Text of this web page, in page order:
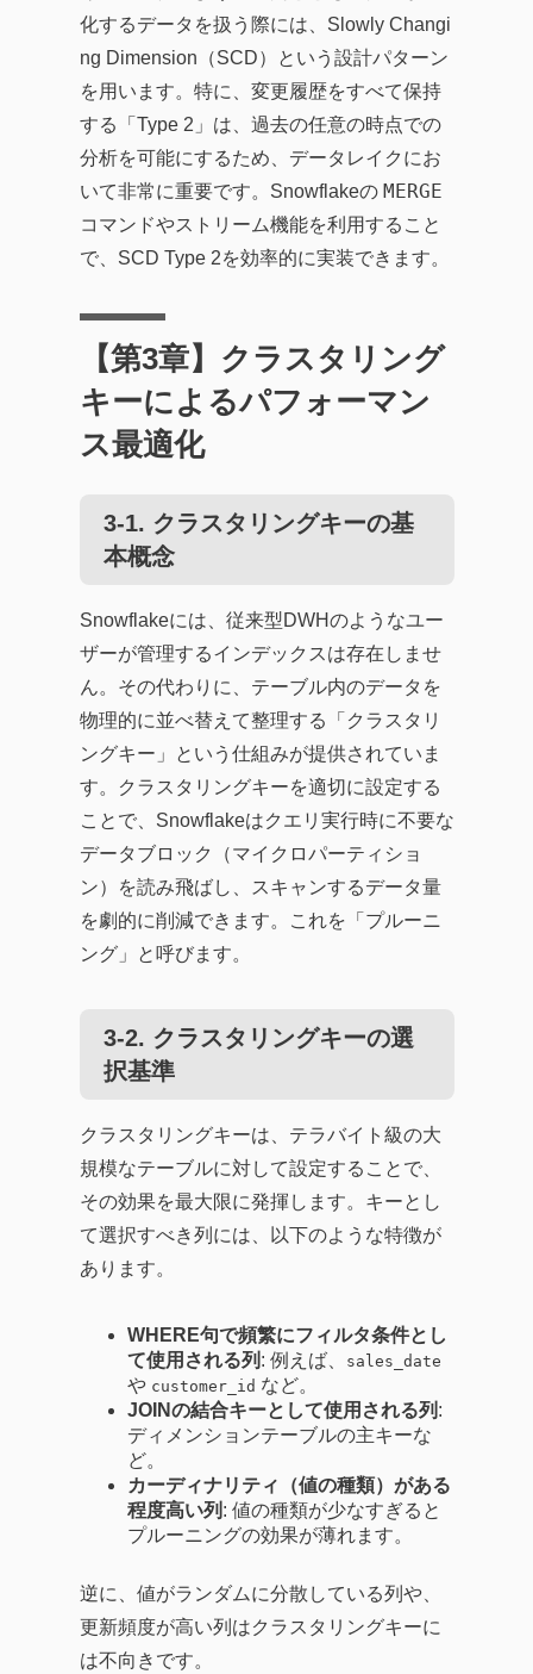
化するデータを扱う際には、Slowly Changi
ng Dimension（SCD）という設計パターン
を用います。特に、変更履歴をすべて保持
する「Type 2」は、過去の任意の時点での
分析を可能にするため、データレイクにお
いて非常に重要です。Snowflakeの MERGE
コマンドやストリーム機能を利用すること
で、SCD Type 2を効率的に実装できます。
【第3章】クラスタリング
キーによるパフォーマン
ス最適化
3-1. クラスタリングキーの基
本概念
Snowflakeには、従来型DWHのようなユー
ザーが管理するインデックスは存在しませ
ん。その代わりに、テーブル内のデータを
物理的に並べ替えて整理する「クラスタリ
ングキー」という仕組みが提供されていま
す。クラスタリングキーを適切に設定する
ことで、Snowflakeはクエリ実行時に不要な
データブロック（マイクロパーティショ
ン）を読み飛ばし、スキャンするデータ量
を劇的に削減できます。これを「プルーニ
ング」と呼びます。
3-2. クラスタリングキーの選
択基準
クラスタリングキーは、テラバイト級の大
規模なテーブルに対して設定することで、
その効果を最大限に発揮します。キーとし
て選択すべき列には、以下のような特徴が
あります。
WHERE句で頻繁にフィルタ条件とし
て使用される列 : 例えば、 sales_date
や customer_id など。
JOINの結合キーとして使用される列 :
ディメンションテーブルの主キーな
ど。
カーディナリティ（値の種類）がある
程度高い列 : 値の種類が少なすぎると
プルーニングの効果が薄れます。
逆に、値がランダムに分散している列や、
更新頻度が高い列はクラスタリングキーに
は不向きです。